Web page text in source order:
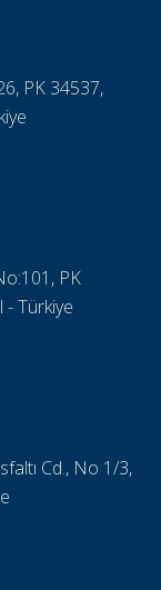
PK 34537,
PK
- Türkiye
Cd., No 1/3,